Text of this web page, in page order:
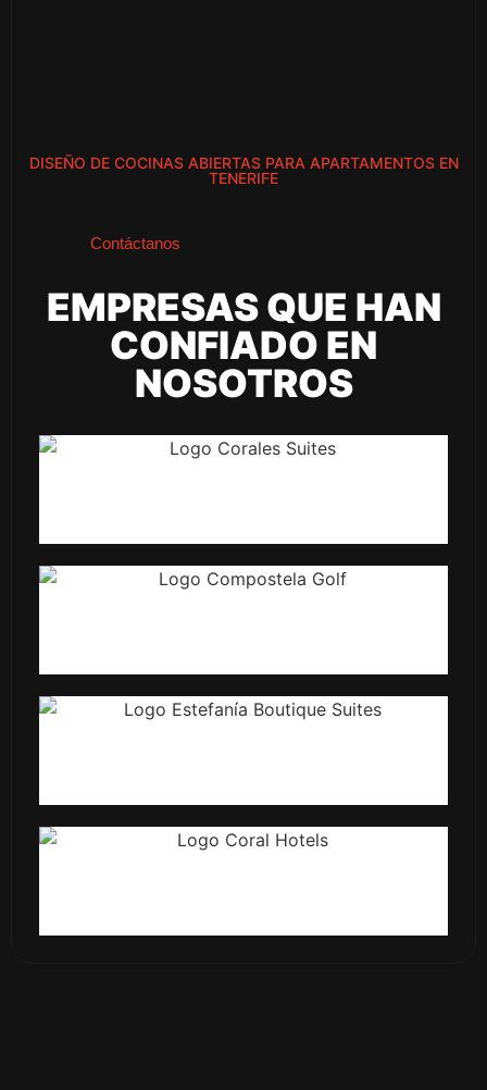
DISEÑO DE COCINAS ABIERTAS PARA APARTAMENTOS EN
TENERIFE
Contáctanos
EMPRESAS QUE HAN
CONFIADO EN
NOSOTROS